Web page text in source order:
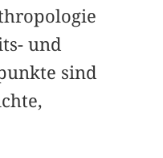
und
sind